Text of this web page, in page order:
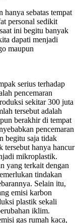
hanya sebatas tempat
personal sedikit
ini begitu banyak
dapati menjadi
maupun
serius terhadap
pencemaran
sekitar 300 juta
tersebut adalah
berakhir di tempat
pencemaran
begitu saja tidak
tersebut hanya hancur
mikroplastik.
yang terkait dengan
tindakan
Selain itu,
emisi karbon
plastik sekali
iklim.
gas rumah kaca,